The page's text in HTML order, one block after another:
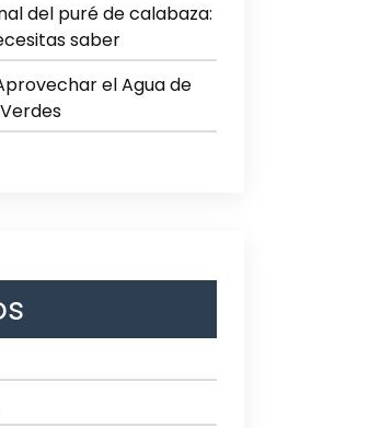
del puré de calabaza:
saber
el Agua de